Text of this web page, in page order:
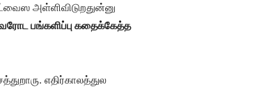
அள்ளிவிடுறதுன்னு
பங்களிப்பு கதைக்கேத்த
எதிர்காலத்துல